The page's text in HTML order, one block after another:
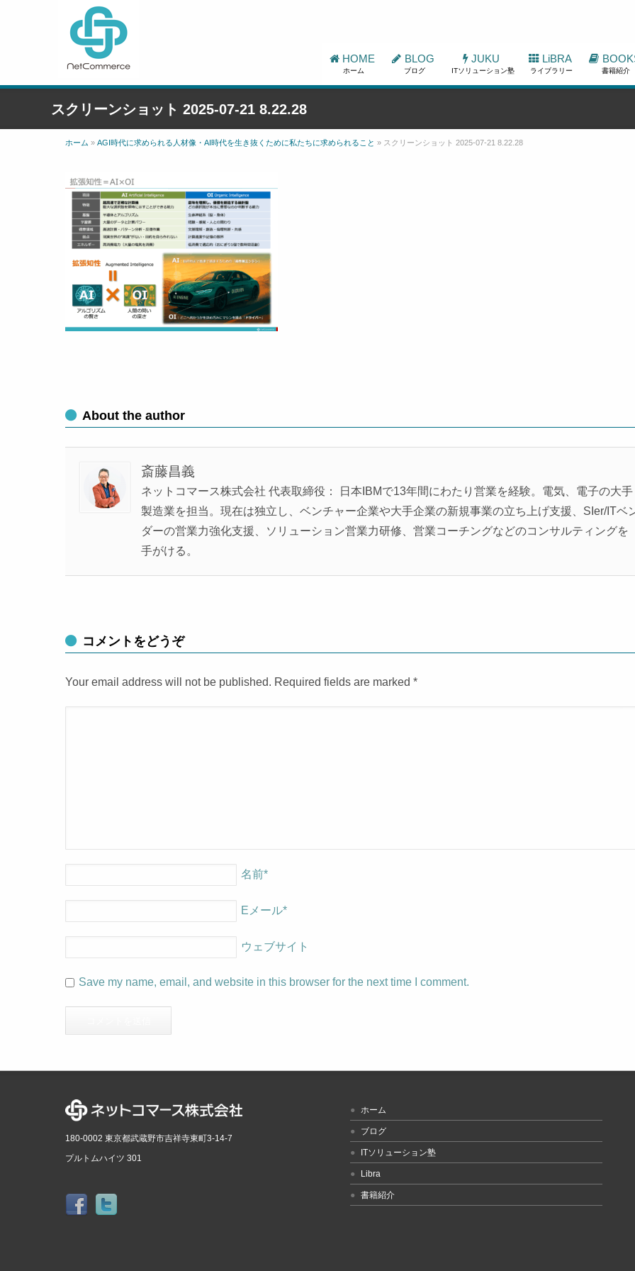
HOME
ホーム
BLOG
ブログ
JUKU
ITソリューション塾
LiBRA
ライブラリー 書籍紹介
スクリーンショット 2025-07-21 8.22.28
ホーム » AGI時代に求められる⼈材像・AI時代を生き抜くために私たちに求められること » スクリーンショット 2025-07-21 8.22.28
About the author
斎藤昌義
ネットコマース株式会社 代表取締役： 日本IBMで13年間にわたり営業を経験。電気、電子の大手
製造業を担当。現在は独立し、ベンチャー企業や大手企業の新規事業の立ち上げ支援、SIer/ITベ
ダーの営業力強化支援、ソリューション営業力研修、営業コーチングなどのコンサルティングを
手がける。
コメントをどうぞ
Your email address will not be published. Required fields are marked *
名前*
Eメール*
ウェブサイト
Save my name, email, and website in this browser for the next time I comment.
180-0002 東京都武蔵野市吉祥寺東町3-14-7
プルトムハイツ 301
ホーム
ブログ
ITソリューション塾
Libra
書籍紹介